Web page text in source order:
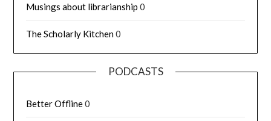
Musings about librarianship 0
The Scholarly Kitchen0
PODCASTS
Better Offline0